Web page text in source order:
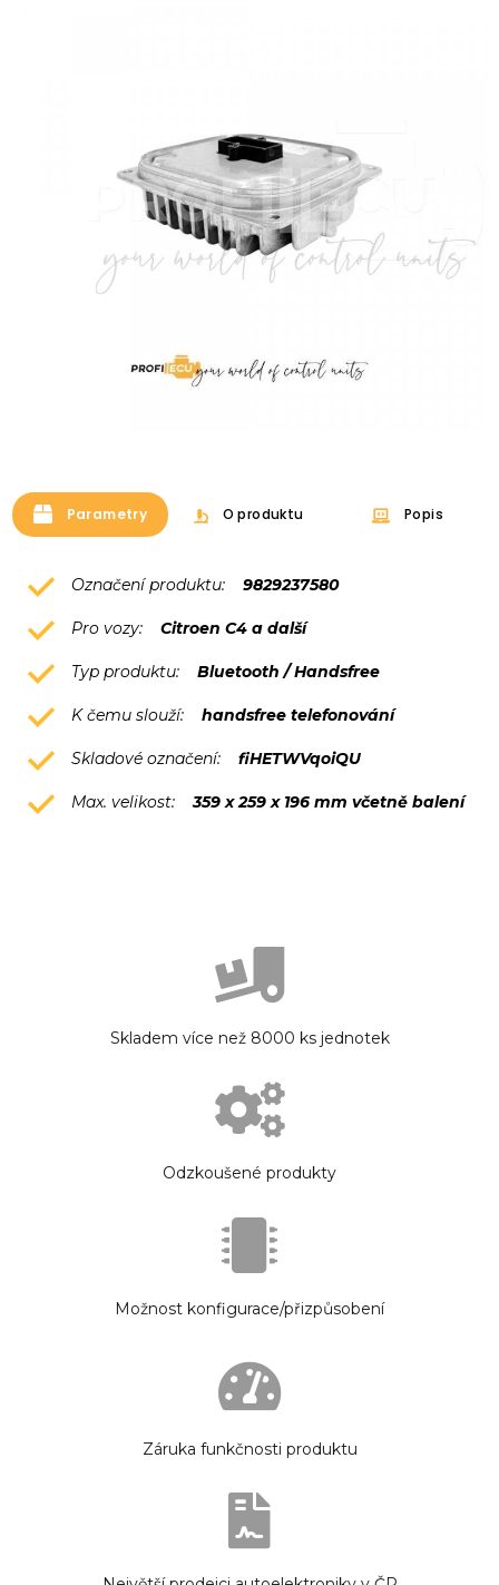
Parametry O produktu Popis
Označení produktu: 9829237580
Pro vozy: Citroen C4 a další
Typ produktu: Bluetooth / Handsfree
K čemu slouží: handsfree telefonování
Skladové označení: fiHETWVqoiQU
Max. velikost: 359 x 259 x 196 mm včetně balení
Skladem více než 8000 ks jednotek
Odzkoušené produkty
Možnost konfigurace/přizpůsobení
Záruka funkčnosti produktu